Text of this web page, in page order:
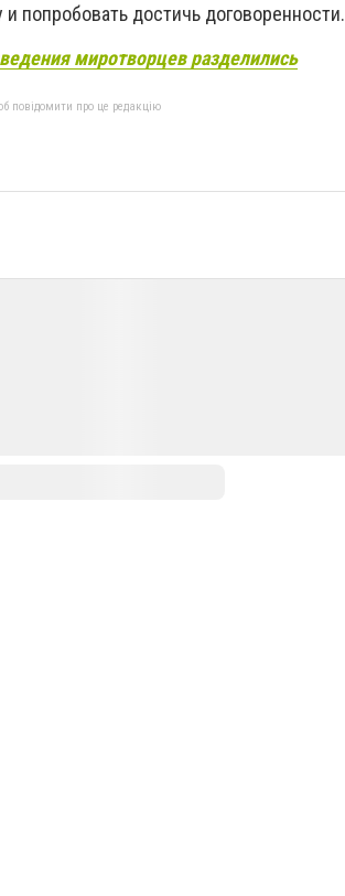
попробовать достичь договоренности.
миротворцев разделились
повідомити про це редакцію